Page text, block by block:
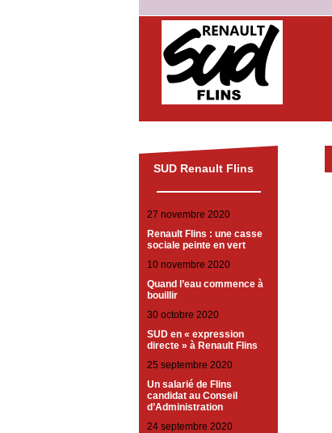
SUD Renault Flins
27 novembre 2020
Renault Flins : une casse
sociale peinte en vert
10 novembre 2020
Quand l’eau commence à
bouillir
30 octobre 2020
SUD en « expression
directe » à Renault Flins
25 septembre 2020
Un salarié de Flins
candidat au Conseil
d’Administration
24 septembre 2020